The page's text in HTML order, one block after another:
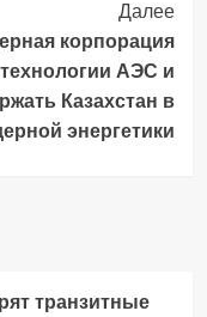
Далее
корпорация
АЭС и
Казахстан в
энергетики
транзитные